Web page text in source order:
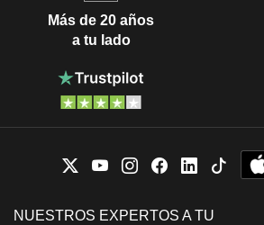
Más de 20 años
a tu lado
NUESTROS EXPERTOS A TU